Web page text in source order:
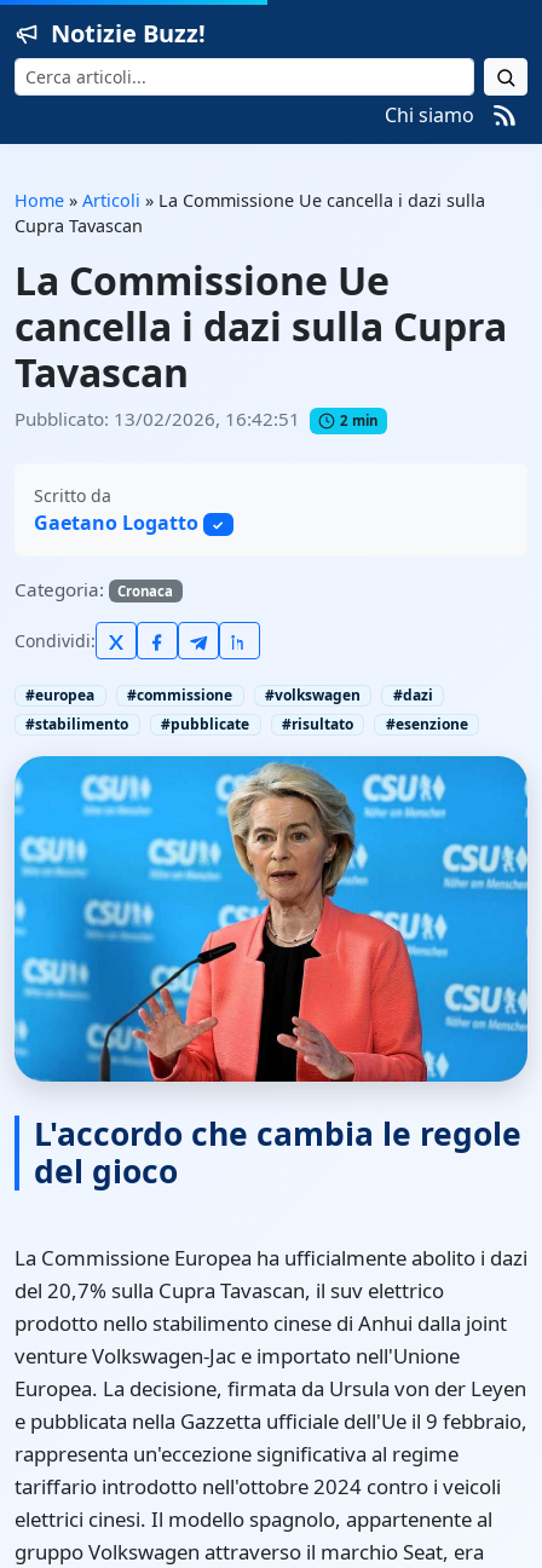
Notizie Buzz!
Cerca
Chi siamo
Home » Articoli » La Commissione Ue cancella i dazi sulla
Cupra Tavascan
La Commissione Ue
cancella i dazi sulla Cupra
Tavascan
Pubblicato: 13/02/2026, 16:42:51 2 min
Scritto da
Gaetano Logatto ✓
Categoria: Cronaca
Condividi:
#europea #commissione #volkswagen
#dazi
#stabilimento
#pubblicate #risultato #esenzione
L'accordo che cambia le regole
del gioco
La Commissione Europea ha ufficialmente abolito i dazi
del 20,7% sulla Cupra Tavascan, il suv elettrico
prodotto nello stabilimento cinese di Anhui dalla joint
venture Volkswagen-Jac e importato nell'Unione
Europea. La decisione, firmata da Ursula von der Leyen
e pubblicata nella Gazzetta ufficiale dell'Ue il 9 febbraio,
rappresenta un'eccezione significativa al regime
tariffario introdotto nell'ottobre 2024 contro i veicoli
elettrici cinesi. Il modello spagnolo, appartenente al
gruppo Volkswagen attraverso il marchio Seat, era